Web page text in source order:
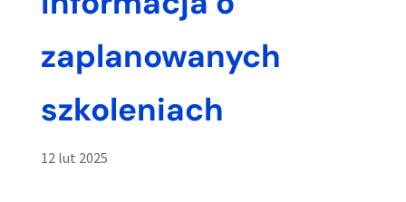
zaplanowanych
szkoleniach
12 lut 2025